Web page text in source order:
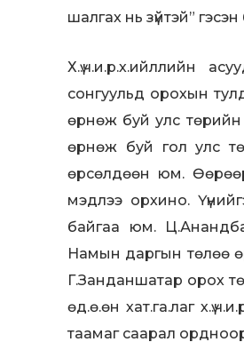
шалгах нь зүйтэй”
Х.ү.ч.и.р.х.ийллийн
сонгуульд орохын
өрнөж буй улс төрийн
өрнөж буй гол улс
өрсөлдөөн юм.
мэдлээ орхино.
байгаа юм.
Намын даргын төлөө
Г.Занданшатар орох
өд.ө.өн хат.га.лаг
таамаг саарал